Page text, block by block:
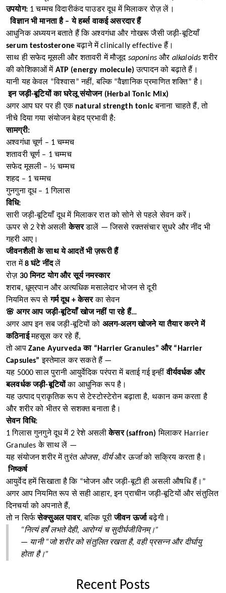
उपयोग:1 चम्मच विदारीकंद पाउडर दूध में मिलाकर रोज़ लें।
विज्ञान भी मानता है – ये हर्ब्स वाकई असरदार हैं
आधुनिक अध्ययन बताते हैं कि अश्वगंधा और गोखरू जैसी जड़ी-बूटियाँ
serum testosteroneबढ़ाने में clinically effective हैं।
साथ ही सफेद मूसली और शतावरी में मौजूद saponins और alkaloidsशरीर
की कोशिकाओं में ATP (energy molecule) उत्पादन को बढ़ाते हैं।
यानी यह केवल “विश्वास” नहीं, बल्कि “वैज्ञानिक प्रमाणित शक्ति” है।
इन जड़ी-बूटियों का घरेलू संयोजन (Herbal Tonic Mix)
अगर आप घर पर ही एक natural strength tonicबनाना चाहते हैं, तो
नीचे दिया गया संयोजन बेहद प्रभावी है:
सामग्री:
अश्वगंधा चूर्ण – 1 चम्मच
शतावरी चूर्ण – 1 चम्मच
सफेद मूसली – ½ चम्मच
शहद – 1 चम्मच
गुनगुना दूध – 1 गिलास
विधि:
सारी जड़ी-बूटियाँ दूध में मिलाकर रात को सोने से पहले सेवन करें।
ऊपर से 2 रेशे असलीकेसरडालें — जिससे रक्तसंचार सुधरे और नींद भी
गहरी आए।
जीवनशैली के साथ ये आदतें भी ज़रूरी हैं
रात में8 घंटे नींदलें
रोज़ 30 मिनट योग और सूर्य नमस्कार
शराब, धूम्रपान और अत्यधिक मसालेदार भोजन से दूरी
नियमित रूप सेगर्म दूध + केसरका सेवन
🌸 अगर आप जड़ी-बूटियाँ खोज नहीं पा रहे हैं…
अगर आप इन सब जड़ी-बूटियों को अलग-अलग खोजने या तैयार करने में
कठिनाईमहसूस कर रहे हैं,
तो आप Zane Ayurveda का “Harrier Granules” और “Harrier
Capsules” इस्तेमाल कर सकते हैं —
यह 5000 साल पुरानी आयुर्वेदिक परंपरा में बताई गई इन्हींवीर्यवर्धक और
बलवर्धक जड़ी-बूटियोंका आधुनिक रूप है।
यह उत्पाद प्राकृतिक रूप से टेस्टोस्टेरोन बढ़ाता है, थकान कम करता है
और शरीर को भीतर से सशक्त बनाता है।
सेवन विधि:
1 गिलास गुनगुने दूध में 2 रेशे असलीकेसर (saffron) मिलाकर Harrier
Granules के साथ लें —
यह संयोजन शरीर में तुरंत ओजस, वीर्यऔर ऊर्जाको सक्रिय करता है।
निष्कर्ष
आयुर्वेद हमें सिखाता है कि “भोजन और जड़ी-बूटी ही असली औषधि हैं।”
अगर आप नियमित रूप से सही आहार, इन प्राचीन जड़ी-बूटियों और संतुलित
दिनचर्या को अपनाते हैं,
तो न सिर्फसेक्सुअल पावर, बल्कि पूरीजीवन ऊर्जाबढ़ेगी।
“नित्यं हर्षं लभते देही, आरोग्यं च सुदीर्घजीविनम्।”
— यानी “जो शरीर को संतुलित रखता है, वही प्रसन्न और दीर्घायु
होता है।”
Recent Posts